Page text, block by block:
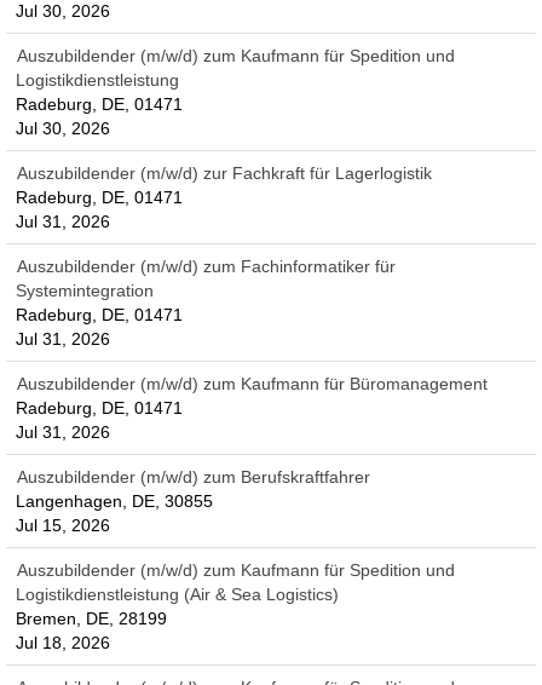
Jul 30, 2026
Auszubildender (m/w/d) zum Kaufmann für Spedition und
Logistikdienstleistung
Radeburg, DE, 01471
Jul 30, 2026
Auszubildender (m/w/d) zur Fachkraft für Lagerlogistik
Radeburg, DE, 01471
Jul 31, 2026
Auszubildender (m/w/d) zum Fachinformatiker für
Systemintegration
Radeburg, DE, 01471
Jul 31, 2026
Auszubildender (m/w/d) zum Kaufmann für Büromanagement
Radeburg, DE, 01471
Jul 31, 2026
Auszubildender (m/w/d) zum Berufskraftfahrer
Langenhagen, DE, 30855
Jul 15, 2026
Auszubildender (m/w/d) zum Kaufmann für Spedition und
Logistikdienstleistung (Air & Sea Logistics)
Bremen, DE, 28199
Jul 18, 2026